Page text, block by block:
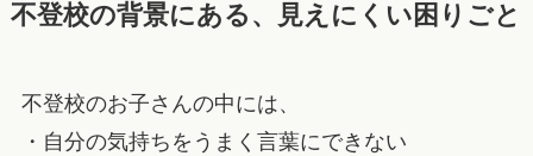
不登校の背景にある、見えにくい困りごと
不登校のお子さんの中には、
・自分の気持ちをうまく言葉にできない